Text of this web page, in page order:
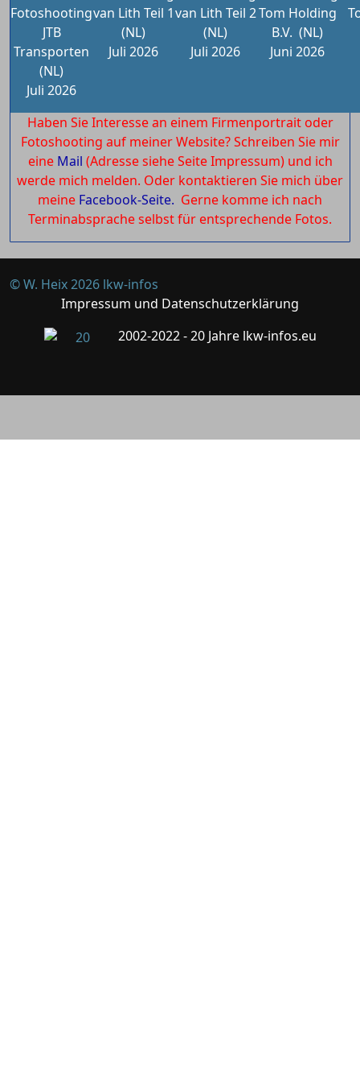
Fotoshooting
JTB
Transporten
(NL)
Juli 2026
van Lith Teil 1
(NL)
Juli 2026
van Lith Teil 2
(NL)
Juli 2026
Tom Holding
B.V. (NL)
Juni 2026
Haben Sie Interesse an einem Firmenportrait oder
Fotoshooting auf meiner Website? Schreiben Sie mir
eine Mail (Adresse siehe Seite Impressum) und ich
werde mich melden. Oder kontaktieren Sie mich über
meine Facebook-Seite. Gerne komme ich nach
Terminabsprache selbst für entsprechende Fotos.
© W. Heix 2026 lkw-infos
Impressum und Datenschutzerklärung
2002-2022 - 20 Jahre lkw-infos.eu